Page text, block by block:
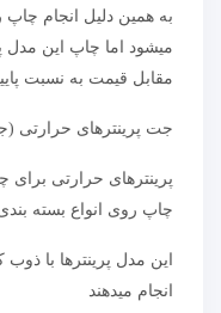
به همین دلیل انجام
میشود اما چاپ این مدل
مقابل قیمت به نسبت
جت پرینترهای حرارتی
پرینترهای حرارتی برای
چاپ روی انواع بسته
این مدل پرینترها با
انجام میدهند